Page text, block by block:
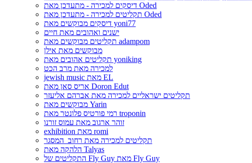
דיסקים למכירה - מתעדכן מאת Oded
תקליטים למכירה - מתעדכן מאת Oded
דיסקים מבוקשים מאת yoni77
ישנים ואהובים מאת חיים
תקליטים מבוקשים מאת adampom
מבוקשים מאת אילן
תקליטים אהובים מאת yoniking
למכירה מאת מרב הכט
jewish music מאת EL
אריס סאן מאת Doron Edut
תקליטים ישראליים למכירה מאת אברהם אליעזר
מבוקשים מאת Yarin
רמי פורטיס פלונטר מאת troponin
זוהר ארגוב מאת עמוס זורנו
exhibition מאת romi
תקליטים למכירה מאת רחוב_המסגר
הלהקה מאת Talyas
התקליטים של Fly Guy מאת Fly Guy